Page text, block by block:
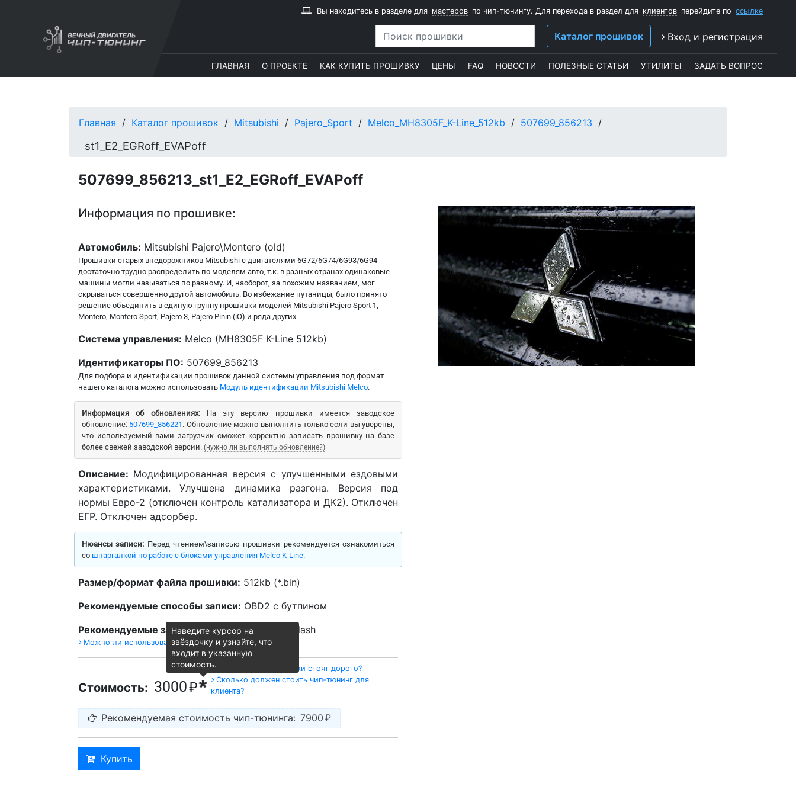
Вы находитесь в разделе для мастеров по чип-тюнингу. Для перехода в раздел для клиентов перейдите по ссылке
Каталог прошивок Вход и регистрация
ГЛАВНАЯ О ПРОЕКТЕ КАК КУПИТЬ ПРОШИВКУ ЦЕНЫ FAQ НОВОСТИ ПОЛЕЗНЫЕ СТАТЬИ УТИЛИТЫ ЗАДАТЬ ВОПРОС
Главная Каталог прошивок Mitsubishi Pajero_Sport Melco_MH8305F_K-Line_512kb 507699_856213
st1_E2_EGRoff_EVAPoff
507699_856213_st1_E2_EGRoff_EVAPoff
Информация по прошивке:
Автомобиль: Mitsubishi Pajero\Montero (old)
Прошивки старых внедорожников Mitsubishi с двигателями 6G72/6G74/6G93/6G94
достаточно трудно распределить по моделям авто, т.к. в разных странах одинаковые
машины могли называться по разному. И, наоборот, за похожим названием, мог
скрываться совершенно другой автомобиль. Во избежание путаницы, было принято
решение объединить в единую группу прошивки моделей Mitsubishi Pajero Sport 1,
Montero, Montero Sport, Pajero 3, Pajero Pinin (iO) и ряда других.
Система управления: Melco (MH8305F K-Line 512kb)
Идентификаторы ПО: 507699_856213
Для подбора и идентификации прошивок данной системы управления под формат
нашего каталога можно использовать Модуль идентификации Mitsubishi Melco.
Информация об обновлениях:На эту версию прошивки имеется заводское
обновление: 507699_856221 . Обновление можно выполнить только если вы уверены,
что используемый вами загрузчик сможет корректно записать прошивку на базе
более свежей заводской версии. (нужно ли выполнять обновление?)
Описание: Модифицированная версия с улучшенными ездовыми
характеристиками. Улучшена динамика разгона. Версия под
нормы Евро-2 (отключен контроль катализатора и ДК2). Отключен
ЕГР. Отключен адсорбер.
Нюансы записи: Перед чтением\записью прошивки рекомендуется ознакомиться
со шпаргалкой по работе с блоками управления Melco K-Line.
Размер/формат файла прошивки: 512kb (*.bin)
Рекомендуемые способы записи: OBD2 с бутпином
Рекомендуемые загрузчики: MMCFlash PCMFlash
Можно ли использовать другие загрузчики?
Стоимость: 3000₽*
Почему наши прошивки стоят дорого?
Сколько должен стоить чип-тюнинг для
клиента?
Рекомендуемая стоимость чип-тюнинга: 7900₽
Купить
Наведите курсор на
звёздочку и узнайте, что
входит в указанную
стоимость.